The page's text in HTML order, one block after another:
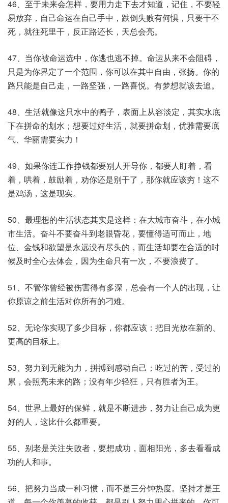
46、至于未来会怎样，要用力走下去才知道，记住，不要轻
易放弃，自己命运在自己手中，跌倒失败有何惧，只要干不
死，就往死里干，反正路还长，天总会亮。
47、当你被命运选中，你逃也逃不掉。命运从来不会阻碍，
只是为你界定了一个范围，你可以在其中自由，张扬。你的
路只能是自己走，一路坚强，一路喜悦。有梦想就该去追。
48、生活就像这只水中的鸭子，表面上从容淡定，其实水底
下在拼命的划水；想要过好生活，就要拼命划，优雅需要底
气、华丽需要实力！
49、如果你连工作挣钱都要别人开导你，都要人盯着，看
着，哄着，鼓励着，劝你还是别干了，那你就应该穷！这不
是鸡汤，这是现实。
50、最理想的生活状态其实是这样：在大城市奋斗，在小城
市生活。奋斗不要奋斗到老眼昏花，要懂得适可而止，地
位、金钱和欲望是永远没有尽头的，而生活却要在合适的时
候及时全心去体会，因为生命只有一次，不要浪费了。
51、不管你曾经被伤害得有多深，总会有一个人的出现，让
你原谅之前生活对你所有的刁难。
52、无论你实现了多少目标，你都应该：把目光放在新的、
更高的目标上。
53、努力到无能为力，拼搏到感动自己；吃过的苦，受过的
累，会照亮未来的路；没有年少轻狂，只有胜者为王。
54、世界上最好的保鲜，就是不断进步，努力让自己成为更
好的人，这比什么都重要。
55、别老是关注失败者，要想成功，面相阳光，多去看看成
功的人和事。
56、把努力当成一种习惯，而不是三分钟热度。坚持才是王